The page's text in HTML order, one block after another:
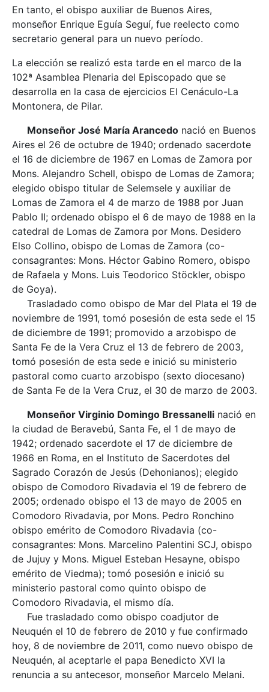
En tanto, el obispo auxiliar de Buenos Aires,
monseñor Enrique Eguía Seguí, fue reelecto como
secretario general para un nuevo período.
La elección se realizó esta tarde en el marco de la
102ª Asamblea Plenaria del Episcopado que se
desarrolla en la casa de ejercicios El Cenáculo-La
Montonera, de Pilar.
Monseñor José María Arancedo nació en Buenos
Aires el 26 de octubre de 1940; ordenado sacerdote
el 16 de diciembre de 1967 en Lomas de Zamora por
Mons. Alejandro Schell, obispo de Lomas de Zamora;
elegido obispo titular de Selemsele y auxiliar de
Lomas de Zamora el 4 de marzo de 1988 por Juan
Pablo II; ordenado obispo el 6 de mayo de 1988 en la
catedral de Lomas de Zamora por Mons. Desidero
Elso Collino, obispo de Lomas de Zamora (co-
consagrantes: Mons. Héctor Gabino Romero, obispo
de Rafaela y Mons. Luis Teodorico Stöckler, obispo
de Goya).
Trasladado como obispo de Mar del Plata el 19 de
noviembre de 1991, tomó posesión de esta sede el 15
de diciembre de 1991; promovido a arzobispo de
Santa Fe de la Vera Cruz el 13 de febrero de 2003,
tomó posesión de esta sede e inició su ministerio
pastoral como cuarto arzobispo (sexto diocesano)
de Santa Fe de la Vera Cruz, el 30 de marzo de 2003.
Monseñor Virginio Domingo Bressanelli nació en
la ciudad de Beravebú, Santa Fe, el 1 de mayo de
1942; ordenado sacerdote el 17 de diciembre de
1966 en Roma, en el Instituto de Sacerdotes del
Sagrado Corazón de Jesús (Dehonianos); elegido
obispo de Comodoro Rivadavia el 19 de febrero de
2005; ordenado obispo el 13 de mayo de 2005 en
Comodoro Rivadavia, por Mons. Pedro Ronchino
obispo emérito de Comodoro Rivadavia (co-
consagrantes: Mons. Marcelino Palentini SCJ, obispo
de Jujuy y Mons. Miguel Esteban Hesayne, obispo
emérito de Viedma); tomó posesión e inició su
ministerio pastoral como quinto obispo de
Comodoro Rivadavia, el mismo día.
Fue trasladado como obispo coadjutor de
Neuquén el 10 de febrero de 2010 y fue confirmado
hoy, 8 de noviembre de 2011, como nuevo obispo de
Neuquén, al aceptarle el papa Benedicto XVI la
renuncia a su antecesor, monseñor Marcelo Melani.